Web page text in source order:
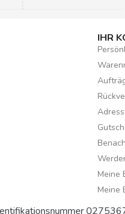
IHR
Meine
Meine